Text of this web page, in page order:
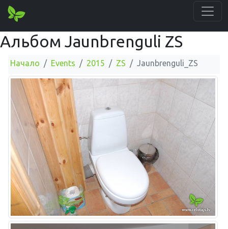
Альбом Jaunbrenguli ZS
Начало Events 2015 ZS Jaunbrenguli_ZS